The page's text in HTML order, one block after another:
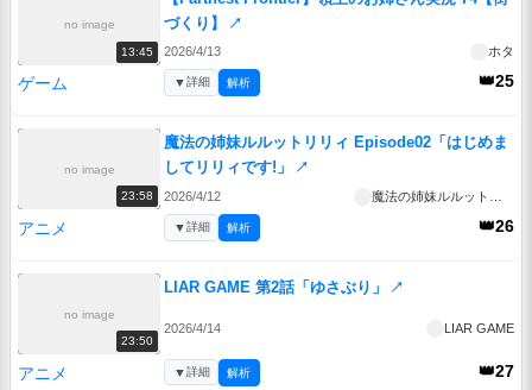
no image
13:45
づくり】
↗
2026/4/13 ホタ
ゲーム 👑25
▼詳細 解析
no image
23:58
魔法の姉妹ルルットリリィ Episode02「はじめま
してリリィです!」
↗
2026/4/12
アニメ 👑26
▼詳細 解析
no image
23:50
LIAR GAME 第2話「ゆさぶり」 ↗
2026/4/14 LIAR GAME
アニメ 👑27
▼詳細 解析